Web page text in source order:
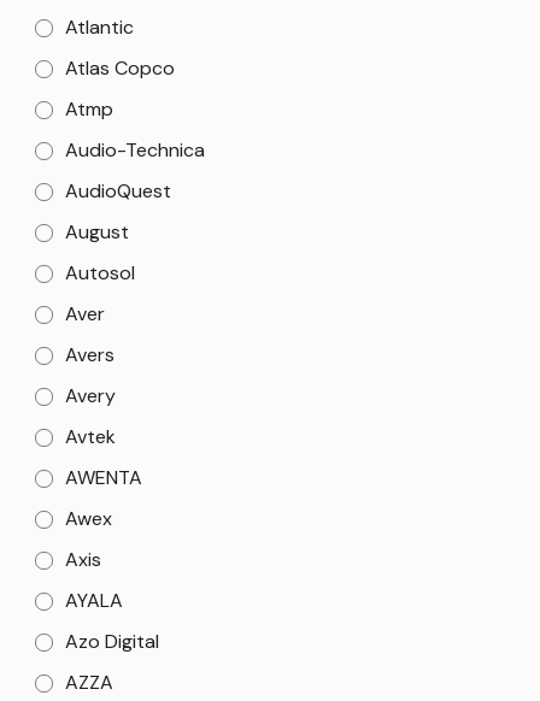
Atlantic
Atlas Copco
Atmp
Audio-Technica
AudioQuest
August
Autosol
Aver
Avers
Avery
Avtek
AWENTA
Awex
Axis
AYALA
Azo Digital
AZZA